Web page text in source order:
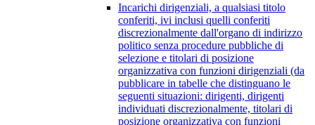
Incarichi dirigenziali, a qualsiasi titolo
conferiti, ivi inclusi quelli conferiti
discrezionalmente dall'organo di indirizzo
politico senza procedure pubbliche di
selezione e titolari di posizione
organizzativa con funzioni dirigenziali (da
pubblicare in tabelle che distinguano le
seguenti situazioni: dirigenti, dirigenti
individuati discrezionalmente, titolari di
posizione organizzativa con funzioni